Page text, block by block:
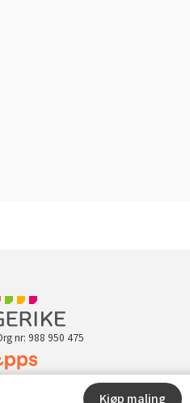
Kjøp maling
nr: 988 950 475